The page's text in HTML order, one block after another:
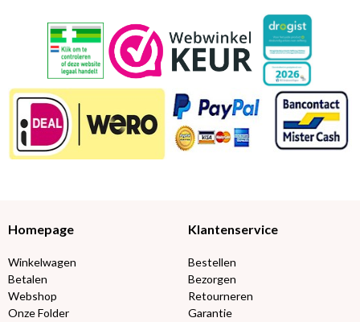
Homepage
Winkelwagen
Betalen
Webshop
Onze Folder
Klantenservice
Bestellen
Bezorgen
Retourneren
Garantie